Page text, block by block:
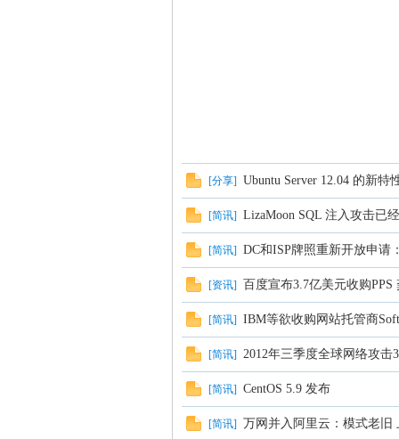
[分享] Ubuntu Server 12.04 的新特
[简讯] LizaMoon SQL 注入攻击已
[简讯] DC和ISP牌照重新开放申请
[资讯] 百度宣布3.7亿美元收购PPS
[简讯] IBM等欲收购网站托管商
[简讯] 2012年三季度全球网络攻击
[简讯] CentOS 5.9 发布
[简讯] 万网并入阿里云：模式老旧